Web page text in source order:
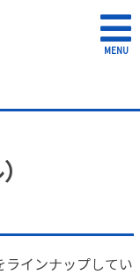
MENU
インナップしてい